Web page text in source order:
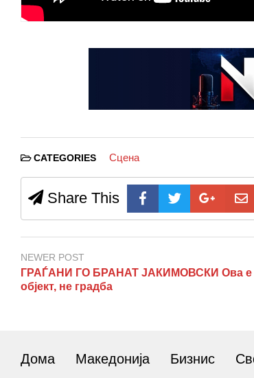
CATEGORIES Сцена
Share This
NEWER POST
ГРАЃАНИ ГО БРАНАТ ЈАКИМОВСКИ Ова е
објект, не градба
Дома Македонија Бизнис